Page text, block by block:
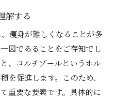
解する
痩身が難しくなることが多
因であることをご存知でし
、コルチゾールというホル
を促進します。このため、
重要な要素です。具体的に